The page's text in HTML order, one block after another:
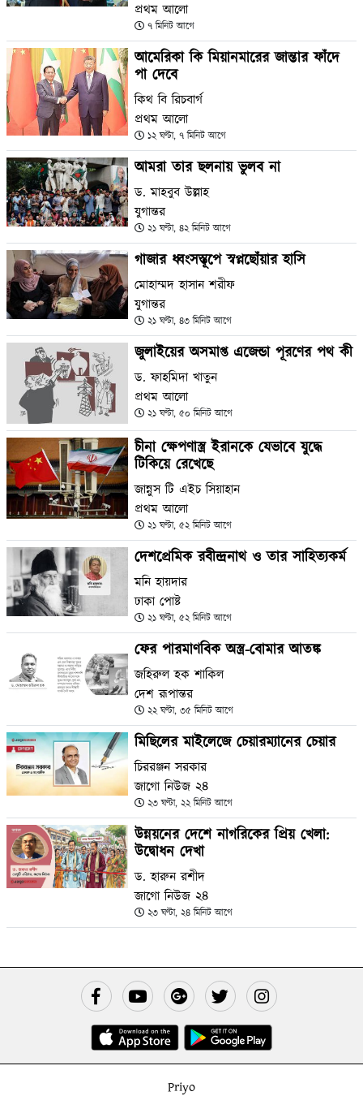
প্রথম আলো
৭ মিনিট আগে
আমেরিকা কি মিয়ানমারের জান্তার ফাঁদে
পা দেবে
কিথ বি রিচবার্গ
প্রথম আলো
১২ ঘণ্টা, ৭ মিনিট আগে
আমরা তার ছলনায় ভুলব না
ড. মাহবুব উল্লাহ
যুগান্তর
২১ ঘণ্টা, ৪২ মিনিট আগে
গাজার ধ্বংসস্তূপে স্বপ্নছোঁয়ার হাসি
মোহাম্মদ হাসান শরীফ
যুগান্তর
২১ ঘণ্টা, ৪৩ মিনিট আগে
জুলাইয়ের অসমাপ্ত এজেন্ডা পূরণের পথ কী
ড. ফাহমিদা খাতুন
প্রথম আলো
২১ ঘণ্টা, ৫০ মিনিট আগে
চীনা ক্ষেপণাস্ত্র ইরানকে যেভাবে যুদ্ধে
টিকিয়ে রেখেছে
জান্নুস টি এইচ সিয়াহান
প্রথম আলো
২১ ঘণ্টা, ৫২ মিনিট আগে
দেশপ্রেমিক রবীন্দ্রনাথ ও তার সাহিত্যকর্ম
মনি হায়দার
ঢাকা পোষ্ট
২১ ঘণ্টা, ৫২ মিনিট আগে
ফের পারমাণবিক অস্ত্র-বোমার আতঙ্ক
জহিরুল হক শাকিল
দেশ রূপান্তর
২২ ঘণ্টা, ৩৫ মিনিট আগে
মিছিলের মাইলেজে চেয়ারম্যানের চেয়ার
চিররঞ্জন সরকার
জাগো নিউজ ২৪
২৩ ঘণ্টা, ২২ মিনিট আগে
উন্নয়নের দেশে নাগরিকের প্রিয় খেলা:
উদ্বোধন দেখা
ড. হারুন রশীদ
জাগো নিউজ ২৪
২৩ ঘণ্টা, ২৪ মিনিট আগে
Priyo